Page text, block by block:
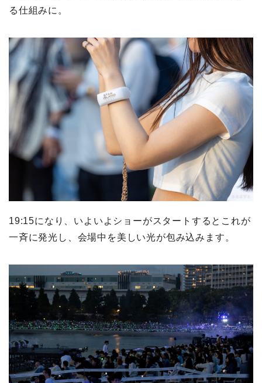
る仕組みに。
19:15になり、いよいよショーがスタートするとこれが
一斉に発光し、会場中を美しい光が包み込みます。